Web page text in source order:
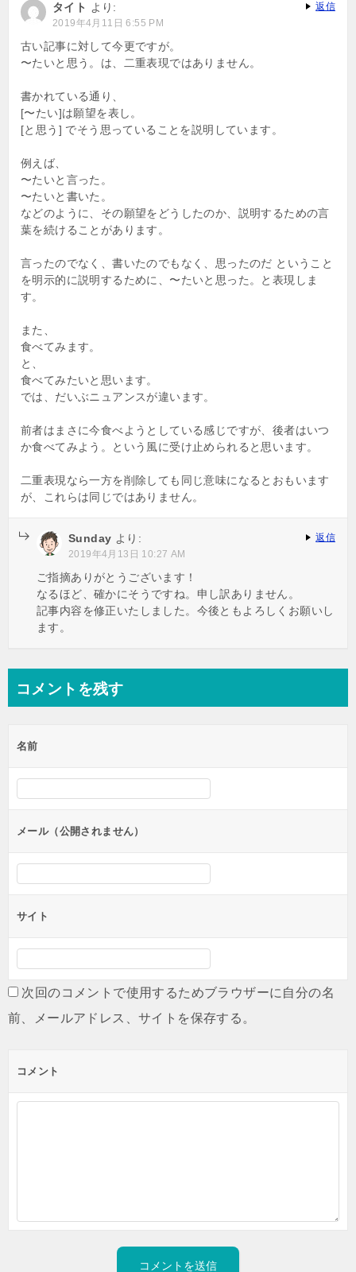
タイト より:
2019年4月11日 6:55 PM
古い記事に対して今更ですが。
〜たいと思う。は、二重表現ではありません。
書かれている通り、
[〜たい]は願望を表し。
[と思う] でそう思っていることを説明しています。
例えば、
〜たいと言った。
〜たいと書いた。
などのように、その願望をどうしたのか、説明するための言
葉を続けることがあります。
言ったのでなく、書いたのでもなく、思ったのだ ということ
を明示的に説明するために、〜たいと思った。と表現しま
す。
また、
食べてみます。
と、
食べてみたいと思います。
では、だいぶニュアンスが違います。
前者はまさに今食べようとしている感じですが、後者はいつ
か食べてみよう。という風に受け止められると思います。
二重表現なら一方を削除しても同じ意味になるとおもいます
が、これらは同じではありません。
返信
Sunday より:
2019年4月13日 10:27 AM
ご指摘ありがとうございます！
なるほど、確かにそうですね。申し訳ありません。
記事内容を修正いたしました。今後ともよろしくお願いし
ます。
返信
コメントを残す
名前
メール（公開されません）
サイト
次回のコメントで使用するためブラウザーに自分の名
前、メールアドレス、サイトを保存する。
コメント